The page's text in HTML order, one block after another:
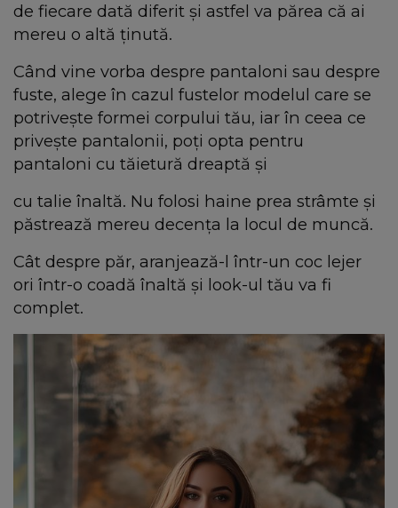
de fiecare dată diferit și astfel va părea că ai
mereu o altă ținută.
Când vine vorba despre pantaloni sau despre
fuste, alege în cazul fustelor modelul care se
potrivește formei corpului tău, iar în ceea ce
privește pantalonii, poți opta pentru
pantaloni cu tăietură dreaptă și
cu talie înaltă. Nu folosi haine prea strâmte și
păstrează mereu decența la locul de muncă.
Cât despre păr, aranjează-l într-un coc lejer
ori într-o coadă înaltă și look-ul tău va fi
complet.